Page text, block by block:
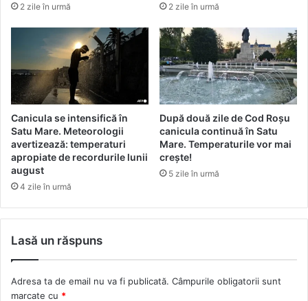
2 zile în urmă 2 zile în urmă
Canicula se intensifică în
Satu Mare. Meteorologii
avertizează: temperaturi
apropiate de recordurile lunii
august
4 zile în urmă
După două zile de Cod Roșu
canicula continuă în Satu
Mare. Temperaturile vor mai
crește!
5 zile în urmă
Lasă un răspuns
Adresa ta de email nu va fi publicată. Câmpurile obligatorii sunt
marcate cu *